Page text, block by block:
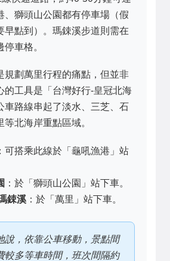
、獅頭山公園都有停車場（假
早點到）。瑪鋉溪步道則需在
車格。
規劃萬里行程的痛點，但並非
的工具是「台灣好行-皇冠北海
車路線串起了淡水、三芝、石
等北海岸重點區域。
可搭乘此線於「龜吼漁港」站
：於「獅頭山公園」站下車。
鋉溪 ：於「萬里」站下車。
說，依靠公車移動，景點間
較多等車時間，班次間隔約